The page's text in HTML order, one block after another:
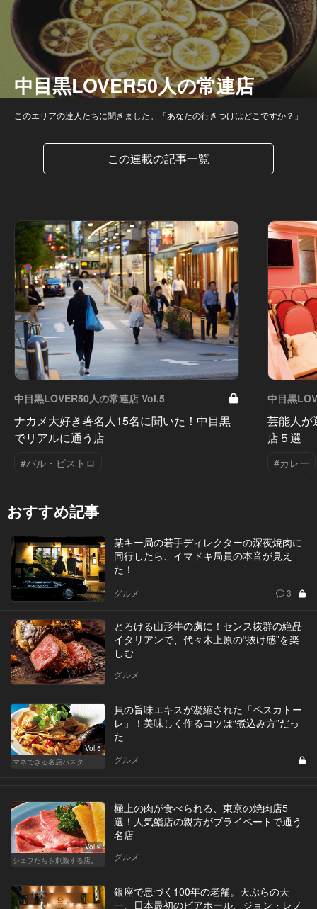
中目黒LOVER50人の常連店
このエリアの達人たちに聞きました。「あなたの行きつけはどこですか？」
この連載の記事一覧
中目黒LOVER50人の常連店 Vol.5
ナカメ大好き著名人15名に聞いた！中目黒
でリアルに通う店
#バル・ビストロ
中目黒
芸能人が
店５選
#カレー
おすすめ記事
某キー局の若手ディレクターの深夜焼肉に
同行したら、イマドキ局員の本音が見え
た！
グルメ 3
とろける山形牛の虜に！センス抜群の絶品
イタリアンで、代々木上原の“抜け感”を楽
しむ
グルメ
Vol.5
マネできる名店パスタ
貝の旨味エキスが凝縮された「ペスカトー
レ」！美味しく作るコツは“煮込み方”だっ
た
グルメ
Vol.9
シェフたちを刺激する店。
極上の肉が食べられる、東京の焼肉店5
選！人気鮨店の親方がプライベートで通う
名店
グルメ
銀座で息づく100年の老舗。天ぷらの天
一、日本最初のビアホール、ジョン・レノ